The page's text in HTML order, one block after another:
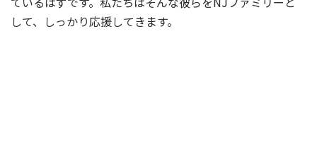
して、しっかり応援してきます。